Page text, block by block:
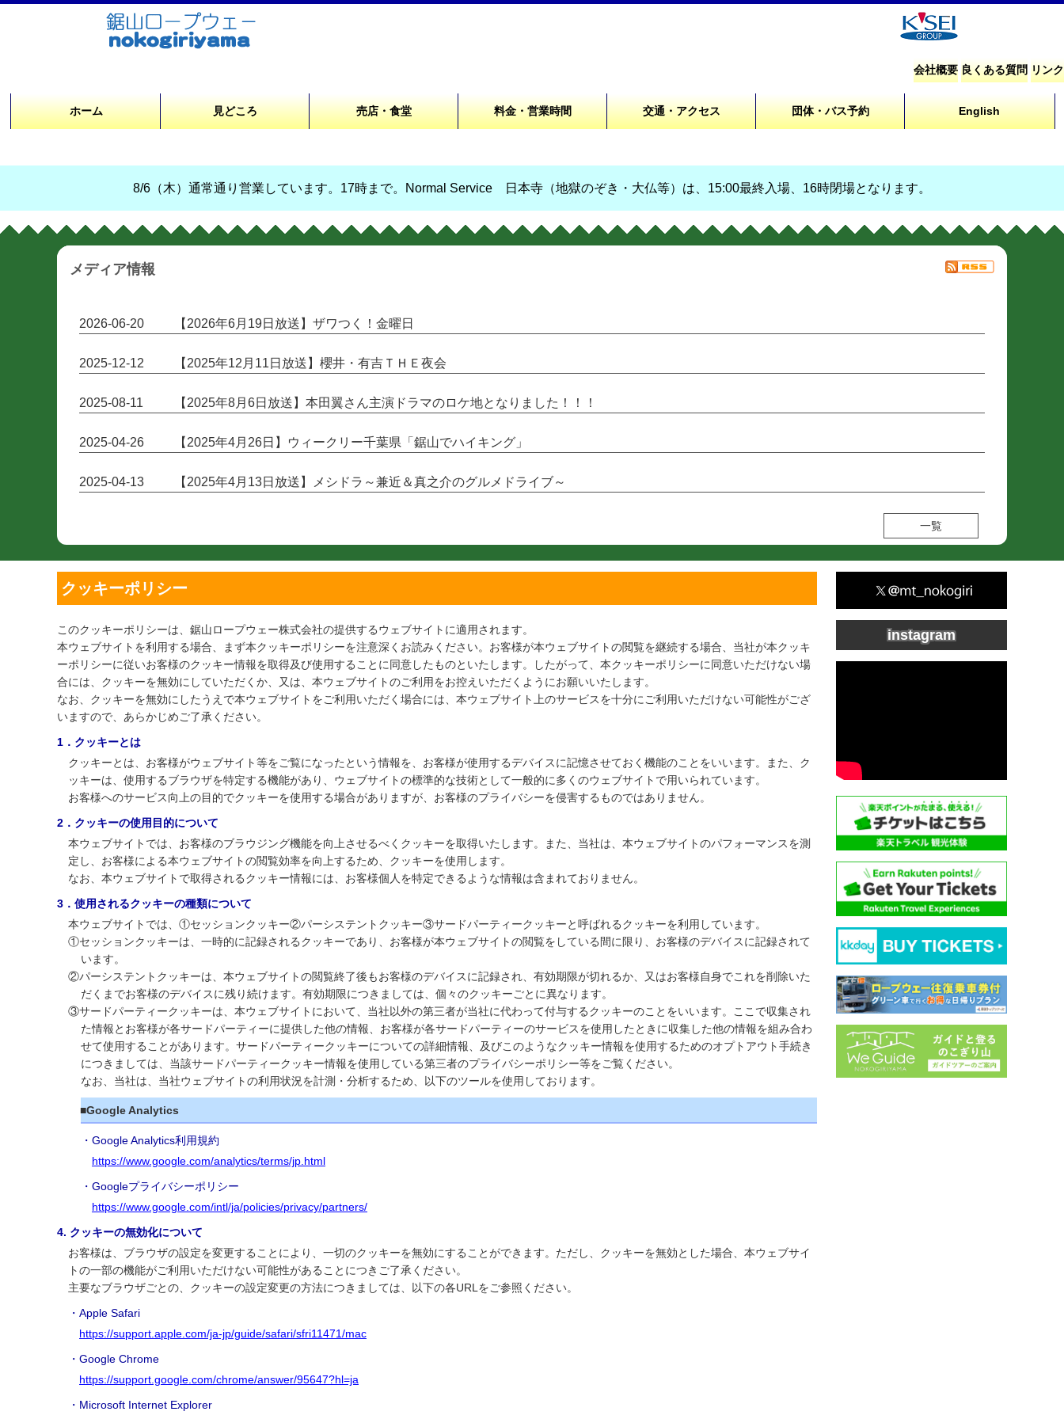
会社概要 良くある質問 リンク
ホーム 見どころ 売店・食堂 料金・営業時間 交通・アクセス 団体・バス予約 English
8/6（木）通常通り営業しています。17時まで。Normal Service 日本寺（地獄のぞき・大仏等）は、15:00最終入場、16時閉場となります。
メディア情報
2026-06-20 【2026年6月19日放送】ザワつく！金曜日
2025-12-12 【2025年12月11日放送】櫻井・有吉ＴＨＥ夜会
2025-08-11 【2025年8月6日放送】本田翼さん主演ドラマのロケ地となりました！！！
2025-04-26 【2025年4月26日】ウィークリー千葉県「鋸山でハイキング」
2025-04-13 【2025年4月13日放送】メシドラ～兼近＆真之介のグルメドライブ～
一覧
クッキーポリシー
このクッキーポリシーは、鋸山ロープウェー株式会社の提供するウェブサイトに適用されます。
本ウェブサイトを利用する場合、まず本クッキーポリシーを注意深くお読みください。お客様が本ウェブサイトの閲覧を継続する場合、当社が本クッキ
ーポリシーに従いお客様のクッキー情報を取得及び使用することに同意したものといたします。したがって、本クッキーポリシーに同意いただけない場
合には、クッキーを無効にしていただくか、又は、本ウェブサイトのご利用をお控えいただくようにお願いいたします。
なお、クッキーを無効にしたうえで本ウェブサイトをご利用いただく場合には、本ウェブサイト上のサービスを十分にご利用いただけない可能性がござ
いますので、あらかじめご了承ください。
1．クッキーとは
クッキーとは、お客様がウェブサイト等をご覧になったという情報を、お客様が使用するデバイスに記憶させておく機能のことをいいます。また、ク
ッキーは、使用するブラウザを特定する機能があり、ウェブサイトの標準的な技術として一般的に多くのウェブサイトで用いられています。
お客様へのサービス向上の目的でクッキーを使用する場合がありますが、お客様のプライバシーを侵害するものではありません。
2．クッキーの使用目的について
本ウェブサイトでは、お客様のブラウジング機能を向上させるべくクッキーを取得いたします。また、当社は、本ウェブサイトのパフォーマンスを測
定し、お客様による本ウェブサイトの閲覧効率を向上するため、クッキーを使用します。
なお、本ウェブサイトで取得されるクッキー情報には、お客様個人を特定できるような情報は含まれておりません。
3．使用されるクッキーの種類について
本ウェブサイトでは、①セッションクッキー②パーシステントクッキー③サードパーティークッキーと呼ばれるクッキーを利用しています。
①セッションクッキーは、一時的に記録されるクッキーであり、お客様が本ウェブサイトの閲覧をしている間に限り、お客様のデバイスに記録されて
います。
②パーシステントクッキーは、本ウェブサイトの閲覧終了後もお客様のデバイスに記録され、有効期限が切れるか、又はお客様自身でこれを削除いた
だくまでお客様のデバイスに残り続けます。有効期限につきましては、個々のクッキーごとに異なります。
③サードパーティークッキーは、本ウェブサイトにおいて、当社以外の第三者が当社に代わって付与するクッキーのことをいいます。ここで収集され
た情報とお客様が各サードパーティーに提供した他の情報、お客様が各サードパーティーのサービスを使用したときに収集した他の情報を組み合わ
せて使用することがあります。サードパーティークッキーについての詳細情報、及びこのようなクッキー情報を使用するためのオプトアウト手続き
につきましては、当該サードパーティークッキー情報を使用している第三者のプライバシーポリシー等をご覧ください。
なお、当社は、当社ウェブサイトの利用状況を計測・分析するため、以下のツールを使用しております。
■Google Analytics
・Google Analytics利用規約
https://www.google.com/analytics/terms/jp.html
・Googleプライバシーポリシー
https://www.google.com/intl/ja/policies/privacy/partners/
4. クッキーの無効化について
お客様は、ブラウザの設定を変更することにより、一切のクッキーを無効にすることができます。ただし、クッキーを無効とした場合、本ウェブサイ
トの一部の機能がご利用いただけない可能性があることにつきご了承ください。
主要なブラウザごとの、クッキーの設定変更の方法につきましては、以下の各URLをご参照ください。
・Apple Safari
https://support.apple.com/ja-jp/guide/safari/sfri11471/mac
・Google Chrome
https://support.google.com/chrome/answer/95647?hl=ja
・Microsoft Internet Explorer
instagram